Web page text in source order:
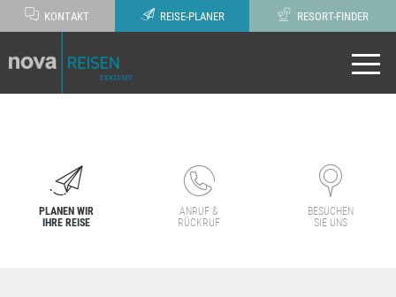
KONTAKT REISE-PLANER RESORT-FINDER
PLANEN WIR
IHRE REISE
ANRUF &
RÜCKRUF
BESUCHEN
SIE UNS